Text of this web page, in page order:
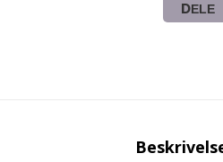
DELE